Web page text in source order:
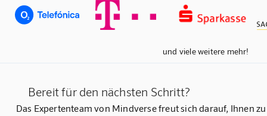
und viele weitere mehr!
Bereit für den nächsten Schritt?
Das Expertenteam von Mindverse freut sich darauf, Ihnen